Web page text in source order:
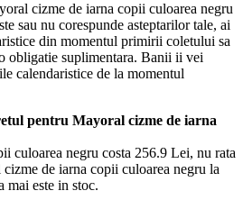
cizme de iarna copii culoarea negru
sau nu corespunde asteptarilor tale, ai
din momentul primirii coletului sa
obligatie suplimentara. Banii ii vei
calendaristice de la momentul
pentru Mayoral cizme de iarna
culoarea negru costa 256.9 Lei, nu rata
de iarna copii culoarea negru la
mai este in stoc.